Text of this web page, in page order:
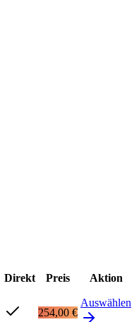
Direkt Preis
Aktion
254,00 €
Auswählen